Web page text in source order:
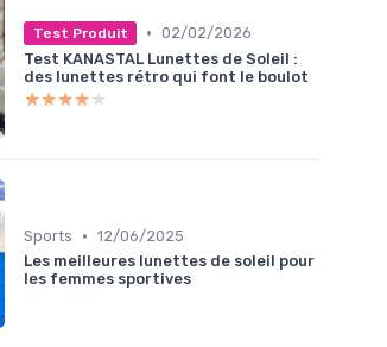
Test Produit • 02/02/2026
Test KANASTAL Lunettes de Soleil :
des lunettes rétro qui font le boulot
★★★★★
★★★★★
Sports • 12/06/2025
Les meilleures lunettes de soleil pour
les femmes sportives